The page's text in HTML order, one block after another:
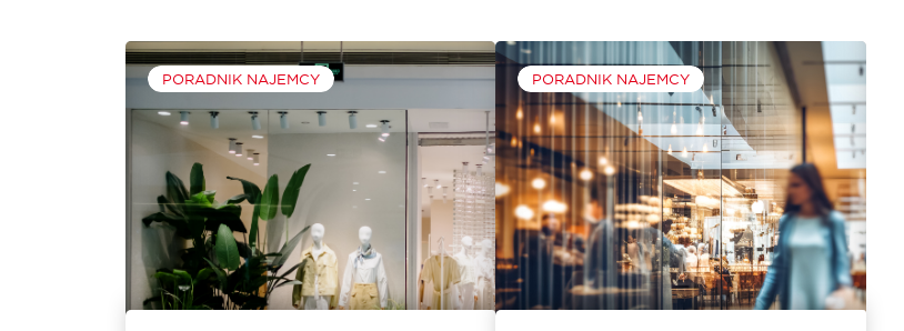
PORADNIK NAJEMCY PORADNIK NAJEMCY